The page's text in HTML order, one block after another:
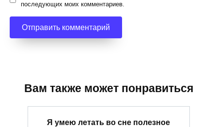
последующих моих комментариев.
Вам также может понравиться
Я умею летать во сне полезное